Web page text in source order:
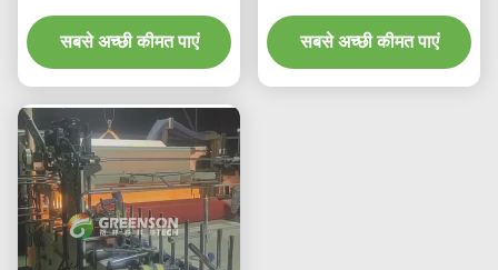
स्वचालित पीयूआर गर्म गोंद
लेमिनेटिंग मशीन
सबसे अच्छी कीमत पाएं
एडहेसिव और 1300mm मैक्स
लैमिनेटिंग चौड़ाई के साथ
सबसे अच्छी कीमत पाएं